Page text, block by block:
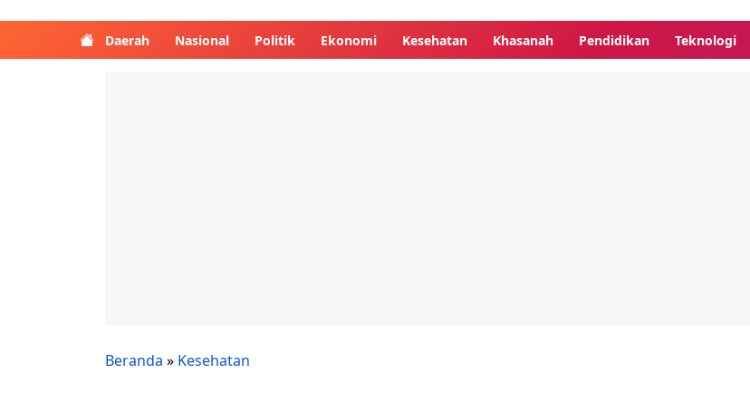
Daerah Nasional Politik Ekonomi Kesehatan Khasanah Pendidikan Teknologi
Beranda » Kesehatan